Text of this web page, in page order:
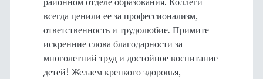
всегда ценили ее за профессионализм,
ответственность и трудолюбие. Примите
искренние слова благодарности за
многолетний труд и достойное воспитание
детей! Желаем крепкого здоровья,